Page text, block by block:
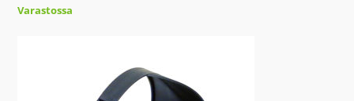
Varastossa